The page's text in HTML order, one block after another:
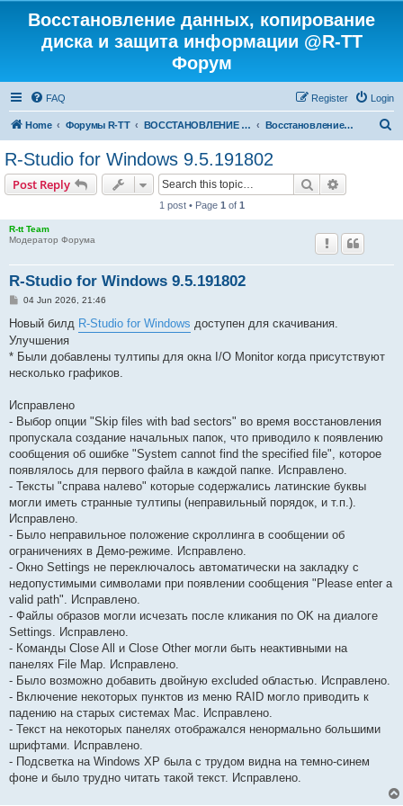
Восстановление данных, копирование
диска и защита информации @R-TT
Форум
FAQ Login
Register
Home Форумы R-TT ВОССТАНОВЛЕНИЕ ДАННЫХ И УДАЛЕННЫХ ФАЙЛОВ Восстановление данных
R-Studio for Windows 9.5.191802
Post Reply Search
1 post • Page 1 of 1
R-tt Team
Модератор Форума
R-Studio for Windows 9.5.191802
P
s
04 Jun 2026, 21:46
Новый билд R-Studio for Windows доступен для скачивания.
Улучшения
* Были добавлены тултипы для окна I/O Monitor когда присутствуют
несколько графиков.
Исправлено
- Выбор опции "Skip files with bad sectors" во время восстановления
пропускала создание начальных папок, что приводило к появлению
сообщения об ошибке "System cannot find the specified file", которое
появлялось для первого файла в каждой папке. Исправлено.
- Тексты "справа налево" которые содержались латинские буквы
могли иметь странные тултипы (неправильный порядок, и т.п.).
Исправлено.
- Было неправильное положение скроллинга в сообщении об
ограничениях в Демо-режиме. Исправлено.
- Окно Settings не переключалось автоматически на закладку с
недопустимыми символами при появлении сообщения "Please enter a
valid path". Исправлено.
- Файлы образов могли исчезать после кликания по OK на диалоге
Settings. Исправлено.
- Команды Close All и Close Other могли быть неактивными на
панелях File Map. Исправлено.
- Было возможно добавить двойную excluded областью. Исправлено.
- Включение некоторых пунктов из меню RAID могло приводить к
падению на старых системах Mac. Исправлено.
- Текст на некоторых панелях отображался ненормально большими
шрифтами. Исправлено.
- Подсветка на Windows XP была с трудом видна на темно-синем
фоне и было трудно читать такой текст. Исправлено.